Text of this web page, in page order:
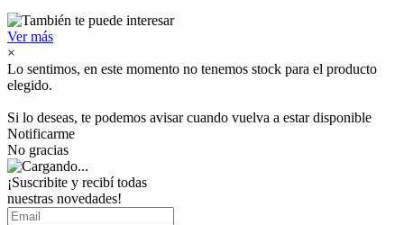
Ver más
×
Lo sentimos, en este momento no tenemos stock para el producto
elegido.
Si lo deseas, te podemos avisar cuando vuelva a estar disponible
Notificarme
No gracias
¡Suscribite y recibí todas
nuestras novedades!